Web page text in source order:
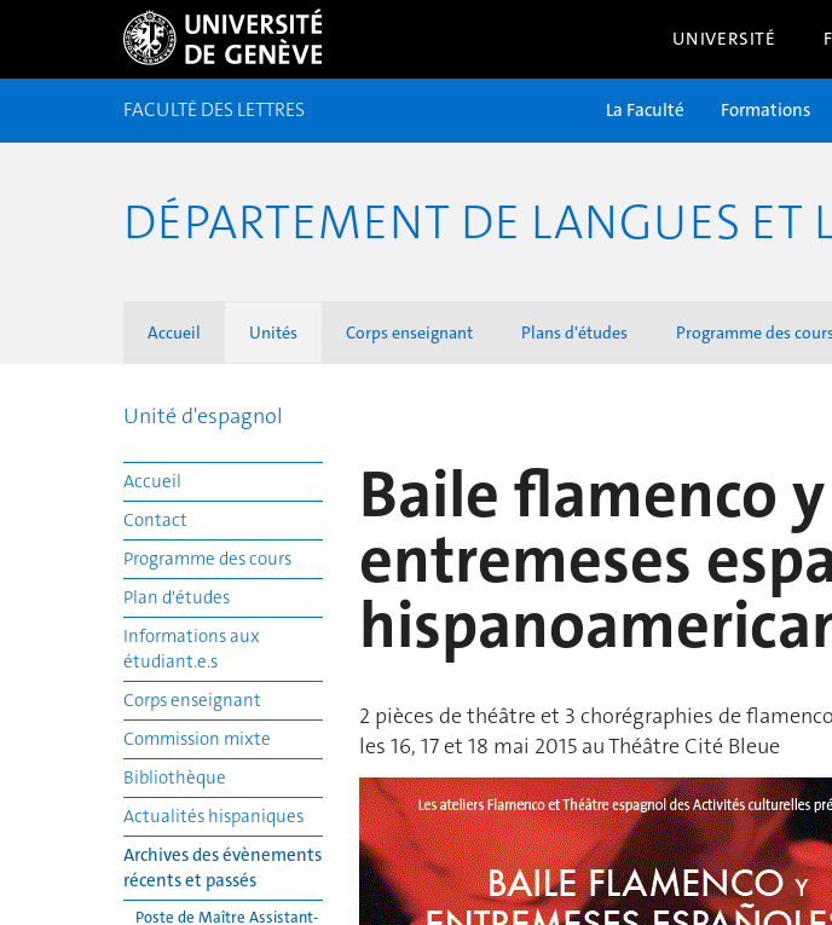
UNIVERSITÉ
FACULTÉ DES LETTRES La Faculté Formations
DÉPARTEMENT DE LANGUES ET
Accueil Unités Corps enseignant Plans d'études Programme des
Unité d'espagnol
Accueil
Contact
Programme des cours
Plan d'études
Informations aux
étudiant.e.s
Corps enseignant
Commission mixte
Bibliothèque
Actualités hispaniques
Archives des évènements
récents et passés
Poste de Maître Assistant-
Baile flamenco y
entremeses
2 pièces de théâtre et 3 chorégraphies de flamenco
les 16, 17 et 18 mai 2015 au Théâtre Cité Bleue